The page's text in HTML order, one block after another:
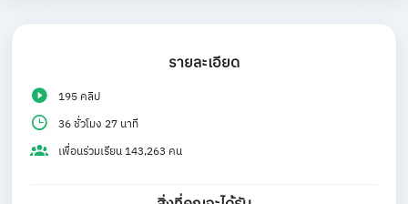
รายละเอียด
195 คลิป
36 ชั่วโมง 27 นาที
เพื่อนร่วมเรียน 143,263 คน